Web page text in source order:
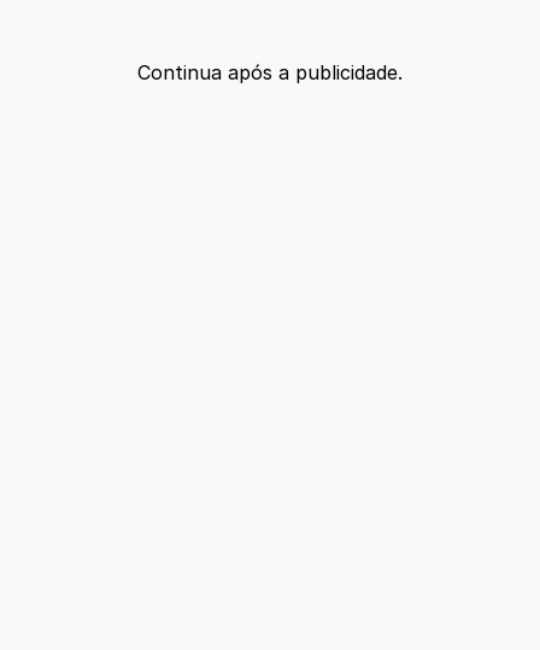
Continua após a publicidade.